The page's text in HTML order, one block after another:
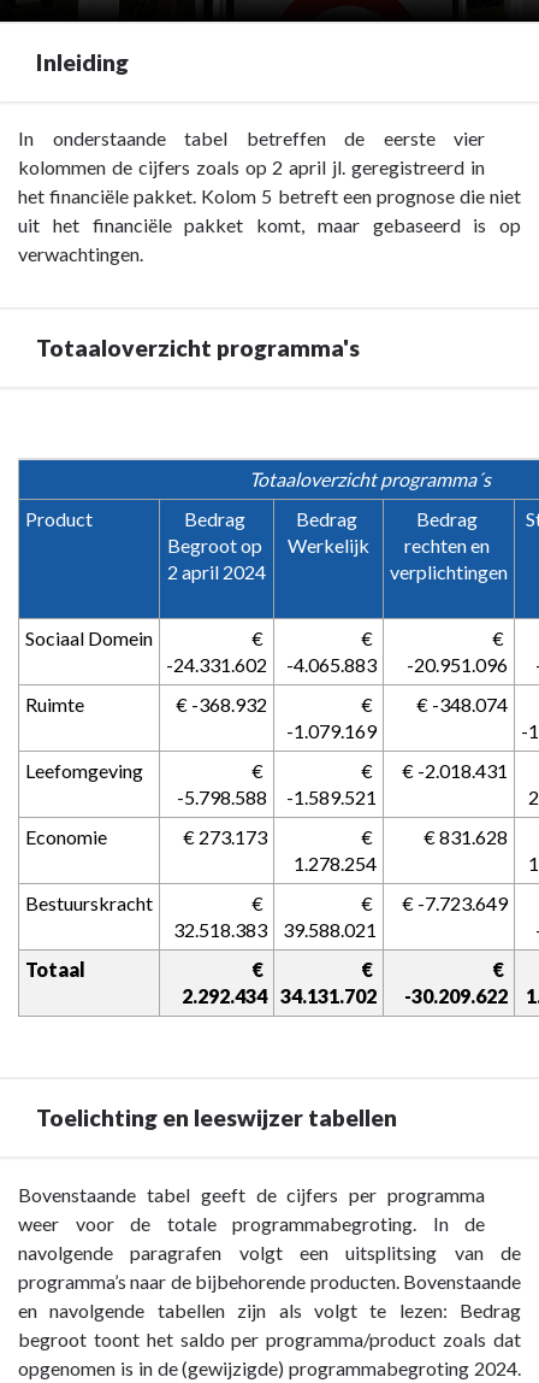
Inleiding
Terug
naar
navigatie
Inleiding
In onderstaande tabel betreffen de eerste vier
kolommen de cijfers zoals op 2 april jl. geregistreerd in
het financiële pakket. Kolom 5 betreft een prognose die niet
uit het financiële pakket komt, maar gebaseerd is op
verwachtingen.
Totaaloverzicht programma's
programma's
Totaaloverzicht programma´s
Product
Bedrag
Begroot op
2 april 2024
Bedrag
Werkelijk
Bedrag
rechten en
verplichtingen
Sociaal Domein
-24.331.602
-4.065.883
-20.951.096
Ruimte
€ -368.932
-1.079.169
€ -348.074
-
Leefomgeving
-5.798.588
-1.589.521
€ -2.018.431
Economie
€ 273.173
1.278.254
€ 831.628
Bestuurskracht
32.518.383
39.588.021
€ -7.723.649
Totaal
2.292.434 34.131.702
-30.209.622
Toelichting en leeswijzer tabellen
Terug
naar
navigatie
Inleiding
Toelichting
Bovenstaande tabel geeft de cijfers per programma
weer voor de totale programmabegroting. In de
navolgende paragrafen volgt een uitsplitsing van de
programma’s naar de bijbehorende producten. Bovenstaande
en navolgende tabellen zijn als volgt te lezen: Bedrag
begroot toont het saldo per programma/product zoals dat
opgenomen is in de (gewijzigde) programmabegroting 2024.